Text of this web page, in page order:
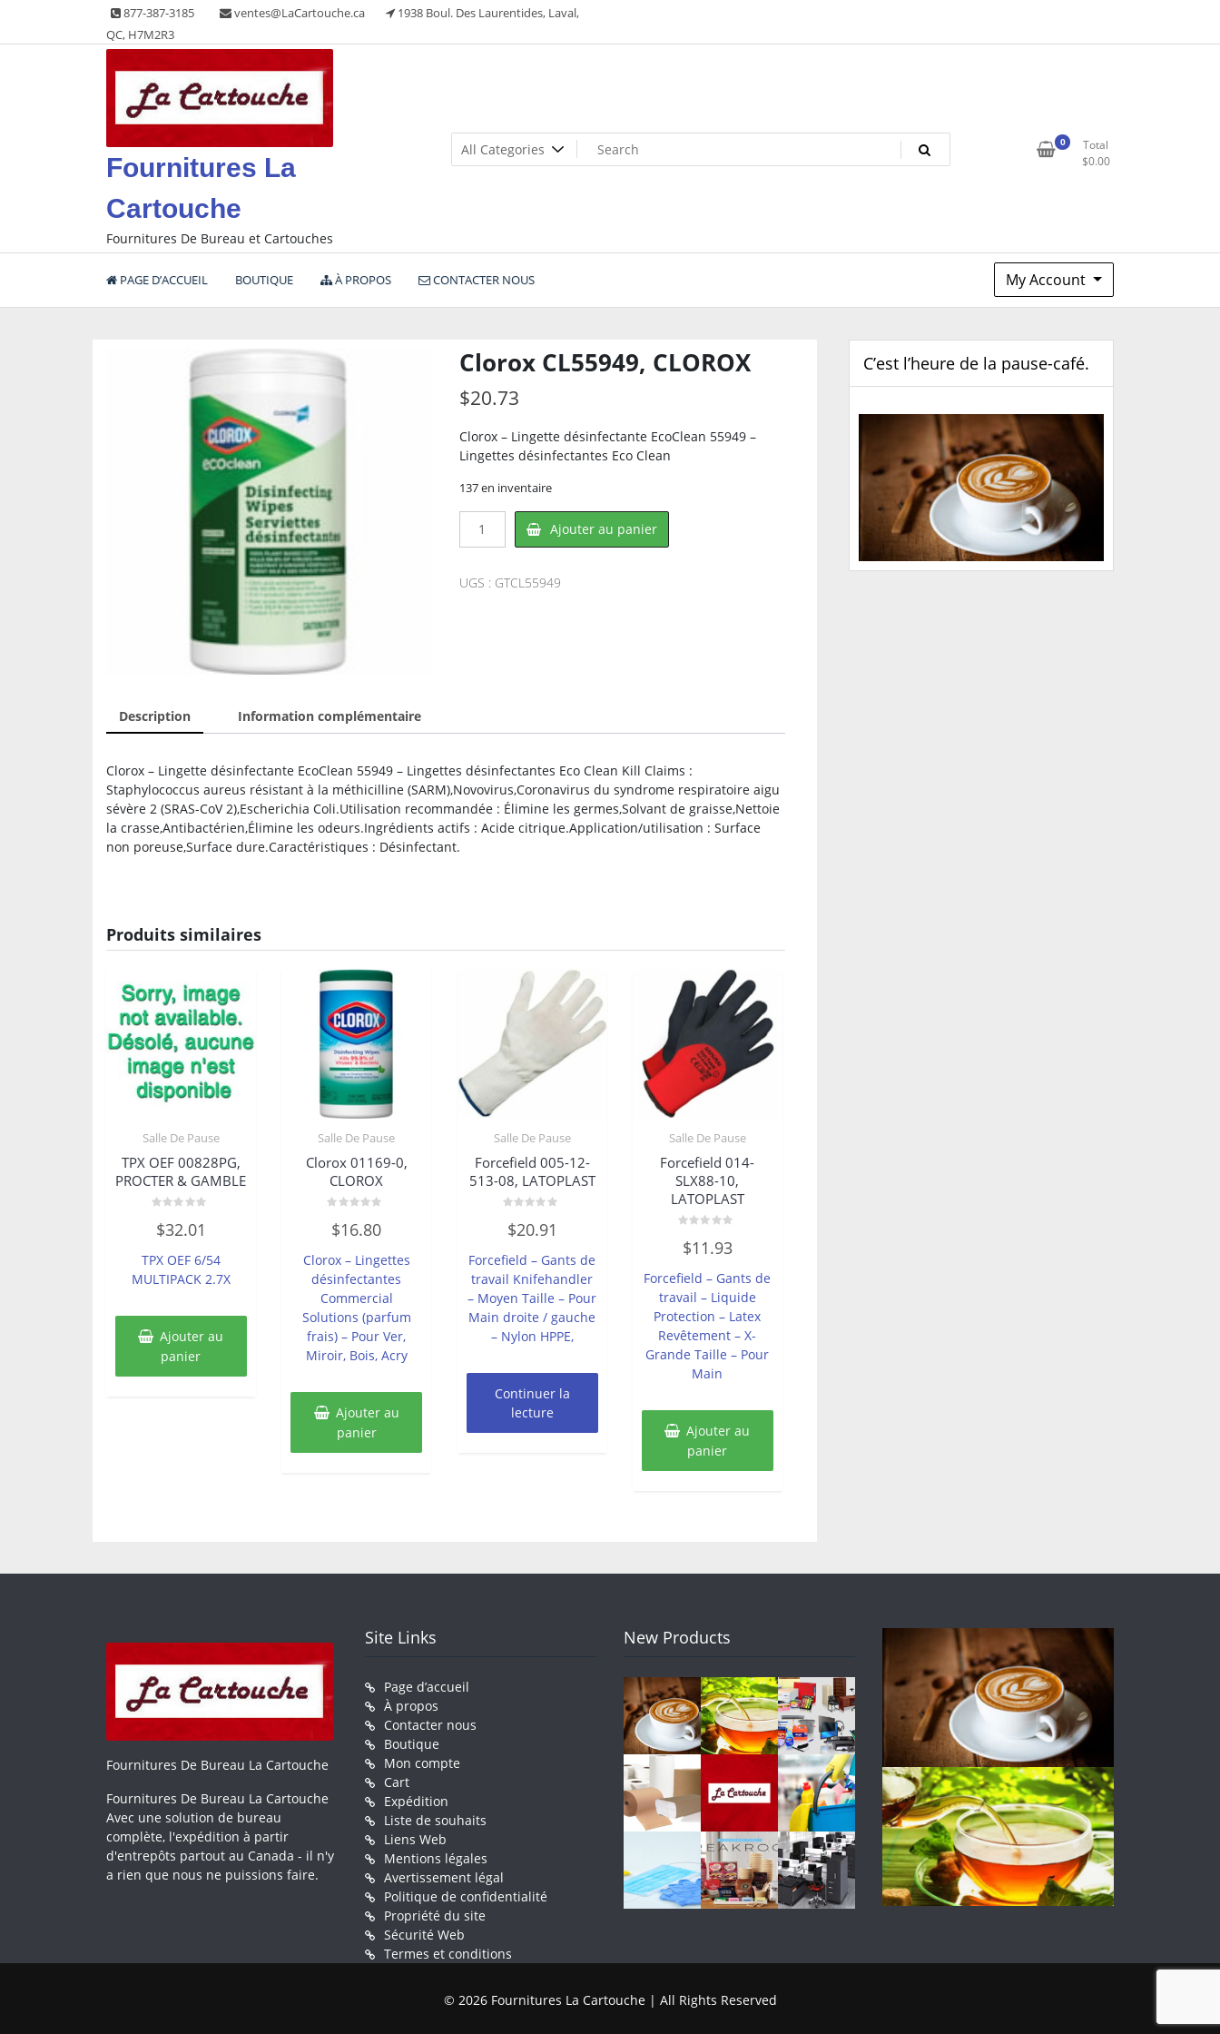
content
877-387-3185 ventes@LaCartouche.ca
1938 Boul. Des Laurentides, Laval,
QC, H7M2R3
Fournitures La
Cartouche
Fournitures De Bureau et Cartouches
0
Total
$0.00
PAGE D’ACCUEIL BOUTIQUE À PROPOS CONTACTER NOUS My Account
Clorox CL55949, CLOROX
$20.73
Clorox – Lingette désinfectante EcoClean 55949 –
Lingettes désinfectantes Eco Clean
137 en inventaire
CL55949,
Ajouter au panier
UGS : GTCL55949
Description Information complémentaire
Clorox – Lingette désinfectante EcoClean 55949 – Lingettes désinfectantes Eco Clean Kill Claims :
Staphylococcus aureus résistant à la méthicilline (SARM),Novovirus,Coronavirus du syndrome respiratoire aigu
sévère 2 (SRAS-CoV 2),Escherichia Coli.Utilisation recommandée : Élimine les germes,Solvant de graisse,Nettoie
la crasse,Antibactérien,Élimine les odeurs.Ingrédients actifs : Acide citrique.Application/utilisation : Surface
non poreuse,Surface dure.Caractéristiques : Désinfectant.
Produits similaires
Salle De Pause
TPX OEF 00828PG,
PROCTER & GAMBLE
0
sur
$32.01
TPX OEF 6/54
MULTIPACK 2.7X
Ajouter au
panier
Salle De Pause
Clorox 01169-0,
CLOROX
0
sur
$16.80
Clorox – Lingettes
désinfectantes
Commercial
Solutions (parfum
frais) – Pour Ver,
Miroir, Bois, Acry
Ajouter au
panier
Salle De Pause
Forcefield 005-12-
513-08, LATOPLAST
0
sur
$20.91
Forcefield – Gants de
travail Knifehandler
– Moyen Taille – Pour
Main droite / gauche
– Nylon HPPE,
Continuer la
lecture
Salle De Pause
Forcefield 014-
SLX88-10,
LATOPLAST
0
sur
$11.93
Forcefield – Gants de
travail – Liquide
Protection – Latex
Revêtement – X-
Grande Taille – Pour
Main
Ajouter au
panier
C’est l’heure de la pause-café.
Fournitures De Bureau La Cartouche
Fournitures De Bureau La Cartouche
Avec une solution de bureau
complète, l'expédition à partir
d'entrepôts partout au Canada - il n'y
a rien que nous ne puissions faire.
Site Links
Page d’accueil
À propos
Contacter nous
Boutique
Mon compte
Cart
Expédition
Liste de souhaits
Liens Web
Mentions légales
Avertissement légal
Politique de confidentialité
Propriété du site
Sécurité Web
Termes et conditions
New Products
© 2026 Fournitures La Cartouche | All Rights Reserved